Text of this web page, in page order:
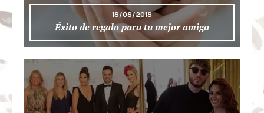
18/08/2018
Éxito de regalo para tu mejor amiga